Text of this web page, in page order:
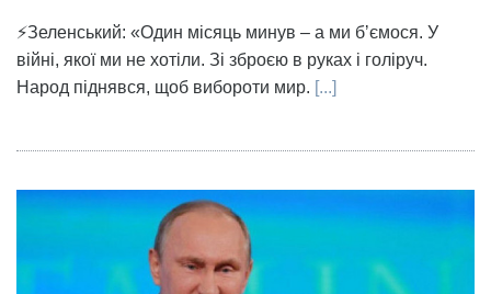
⚡Зеленський: «Один місяць минув – а ми бʼємося. У
війні, якої ми не хотіли. Зі зброєю в руках і голіруч.
Народ піднявся, щоб вибороти мир. [...]